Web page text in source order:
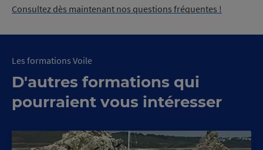
Consultez dès maintenant nos questions fréquentes !
D'autres formations qui
pourraient vous intéresser
Les formations Voile